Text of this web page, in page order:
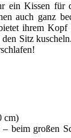
ein Kissen für
auch ganz
ihrem
Sitz
cm)
beim großen